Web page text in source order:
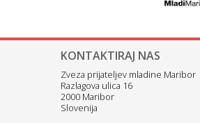
KONTAKTIRAJ NAS
Zveza prijateljev mladine Maribor
Razlagova ulica 16
2000 Maribor
Slovenija